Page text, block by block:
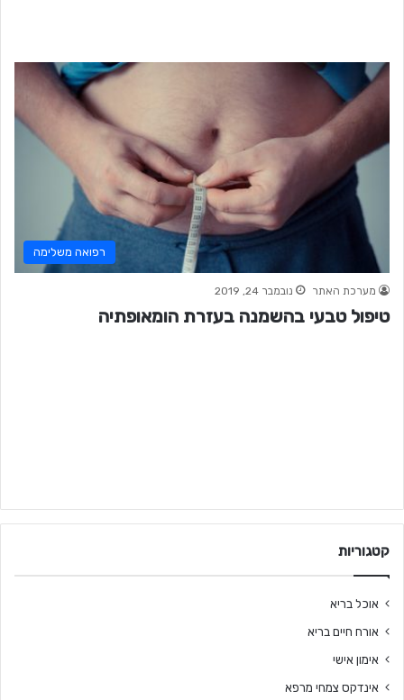
רפואה משלימה
מערכת האתר נובמבר 24, 2019
טיפול טבעי בהשמנה בעזרת הומאופתיה
קטגוריות
אוכל בריא
אורח חיים בריא
אימון אישי
אינדקס צמחי מרפא